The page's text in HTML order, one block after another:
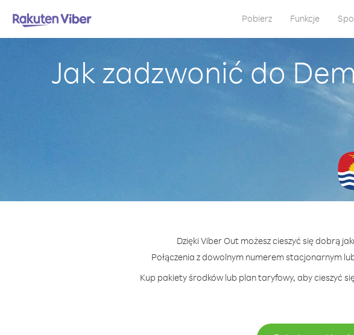
Pobierz Funkcje
Jak zadzwonić do
Dzięki Viber Out możesz cieszyć się dobrą
Połączenia z dowolnym numerem stacjonarnym
Kup pakiety środków lub plan taryfowy, aby cieszyć